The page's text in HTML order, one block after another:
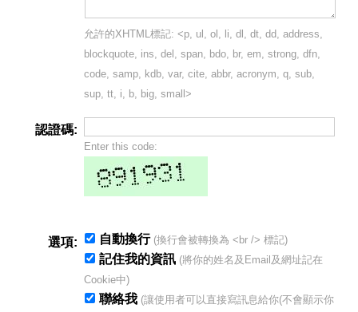
允許的XHTML標記: <p, ul, ol, li, dl, dt, dd, address,
blockquote, ins, del, span, bdo, br, em, strong, dfn,
code, samp, kdb, var, cite, abbr, acronym, q, sub,
sup, tt, i, b, big, small>
認證碼:
Enter this code:
選項: 自動換行 (換行會被轉換為 <br /> 標記)
記住我的資訊 (將你的姓名及Email及網址記在
Cookie中)
聯絡我 (讓使用者可以直接寫訊息給你(不會顯示你